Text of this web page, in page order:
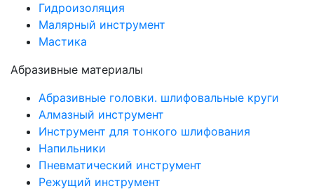
Гидроизоляция
Малярный инструмент
Мастика
Абразивные материалы
Абразивные головки. шлифовальные круги
Алмазный инструмент
Инструмент для тонкого шлифования
Напильники
Пневматический инструмент
Режущий инструмент